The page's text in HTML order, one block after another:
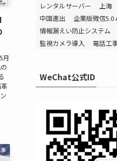
月
レンタルサーバー
上海
中国進出
企業版微信5.0
情報漏えい防止システム
監視カメラ導入
電話工
WeChat公式ID